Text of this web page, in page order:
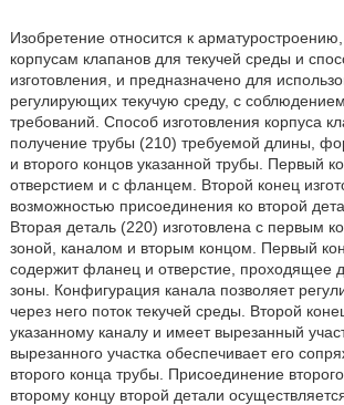
Изобретение относится к арматуростроению,
корпусам клапанов для текучей среды и
изготовления, и предназначено для
регулирующих текучую среду, с
требований. Способ изготовления корпуса
получение трубы (210) требуемой длины,
и второго концов указанной трубы. Первый
отверстием и с фланцем. Второй конец
возможностью присоединения ко второй
Вторая деталь (220) изготовлена с первым
зоной, каналом и вторым концом. Первый
содержит фланец и отверстие, проходящее
зоны. Конфигурация канала позволяет
через него поток текучей среды. Второй
указанному каналу и имеет вырезанный
вырезанного участка обеспечивает его
второго конца трубы. Присоединение
второму концу второй детали